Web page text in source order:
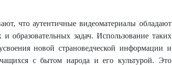
что аутентичные видеоматериалы обладают
образовательных задач. Использование таких
новой страноведческой информации и
с бытом народа и его культурой. Это